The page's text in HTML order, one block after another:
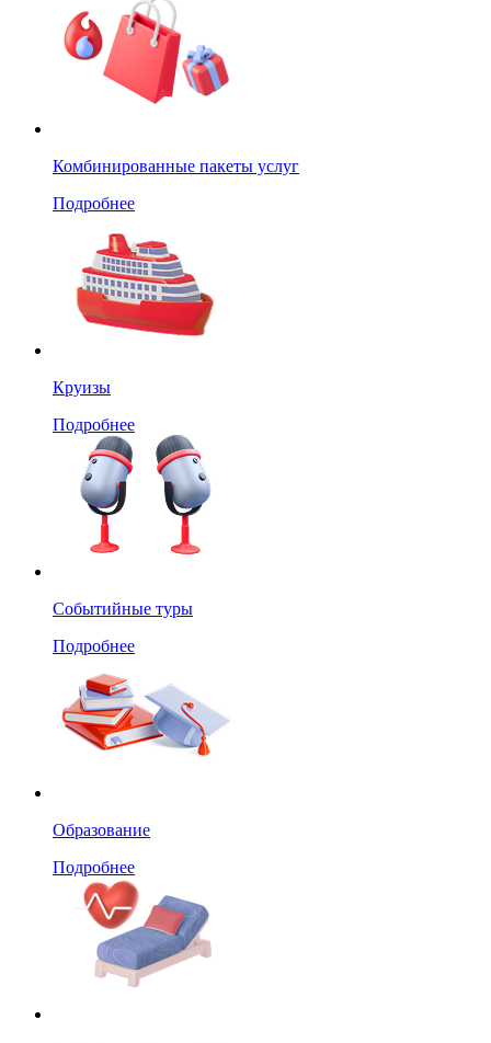
Комбинированные пакеты услуг
Подробнее
Круизы
Подробнее
Событийные туры
Подробнее
Образование
Подробнее